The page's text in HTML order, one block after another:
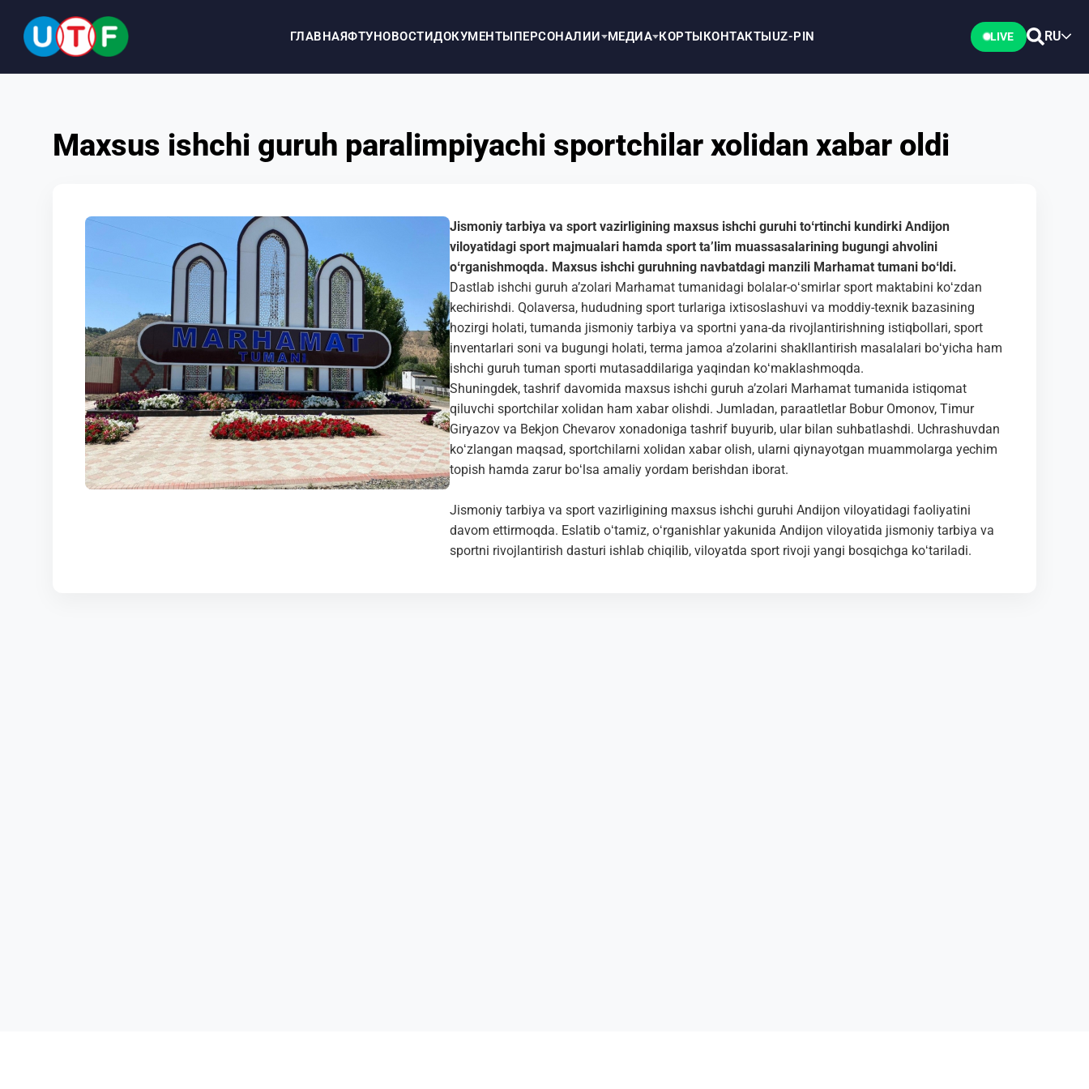
ГЛАВНАЯФТУНОВОСТИДОКУМЕНТЫПЕРСОНАЛИИ МЕДИА КОРТЫКОНТАКТЫUZ-PIN LIVE RU
НОВОСТИ
КОНТАКТЫ
Maxsus ishchi guruh paralimpiyachi sportchilar xolidan xabar oldi
Jismoniy tarbiya va sport vazirligining maxsus ishchi guruhi toʻrtinchi kundirki Andijon
viloyatidagi sport majmualari hamda sport taʼlim muassasalarining bugungi ahvolini
oʻrganishmoqda. Maxsus ishchi guruhning navbatdagi manzili Marhamat tumani boʻldi.
Dastlab ishchi guruh aʼzolari Marhamat tumanidagi bolalar-oʻsmirlar sport maktabini koʻzdan
kechirishdi. Qolaversa, hududning sport turlariga ixtisoslashuvi va moddiy-texnik bazasining
hozirgi holati, tumanda jismoniy tarbiya va sportni yana-da rivojlantirishning istiqbollari, sport
inventarlari soni va bugungi holati, terma jamoa aʼzolarini shakllantirish masalalari boʻyicha ham
ishchi guruh tuman sporti mutasaddilariga yaqindan koʻmaklashmoqda.
Shuningdek, tashrif davomida maxsus ishchi guruh aʼzolari Marhamat tumanida istiqomat
qiluvchi sportchilar xolidan ham xabar olishdi. Jumladan, paraatletlar Bobur Omonov, Timur
Giryazov va Bekjon Chevarov xonadoniga tashrif buyurib, ular bilan suhbatlashdi. Uchrashuvdan
koʻzlangan maqsad, sportchilarni xolidan xabar olish, ularni qiynayotgan muammolarga yechim
topish hamda zarur boʻlsa amaliy yordam berishdan iborat.
Jismoniy tarbiya va sport vazirligining maxsus ishchi guruhi Andijon viloyatidagi faoliyatini
davom ettirmoqda. Eslatib oʻtamiz, oʻrganishlar yakunida Andijon viloyatida jismoniy tarbiya va
sportni rivojlantirish dasturi ishlab chiqilib, viloyatda sport rivoji yangi bosqichga koʻtariladi.